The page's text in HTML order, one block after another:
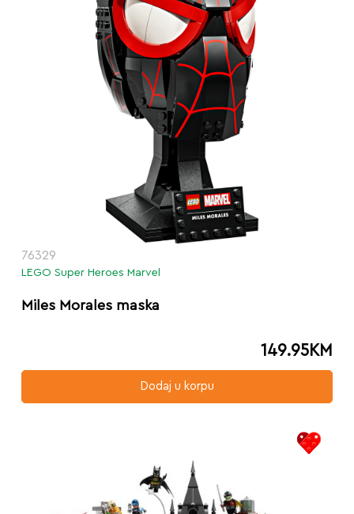
76329
LEGO Super Heroes Marvel
Miles Morales maska
149.95KM
Dodaj u korpu